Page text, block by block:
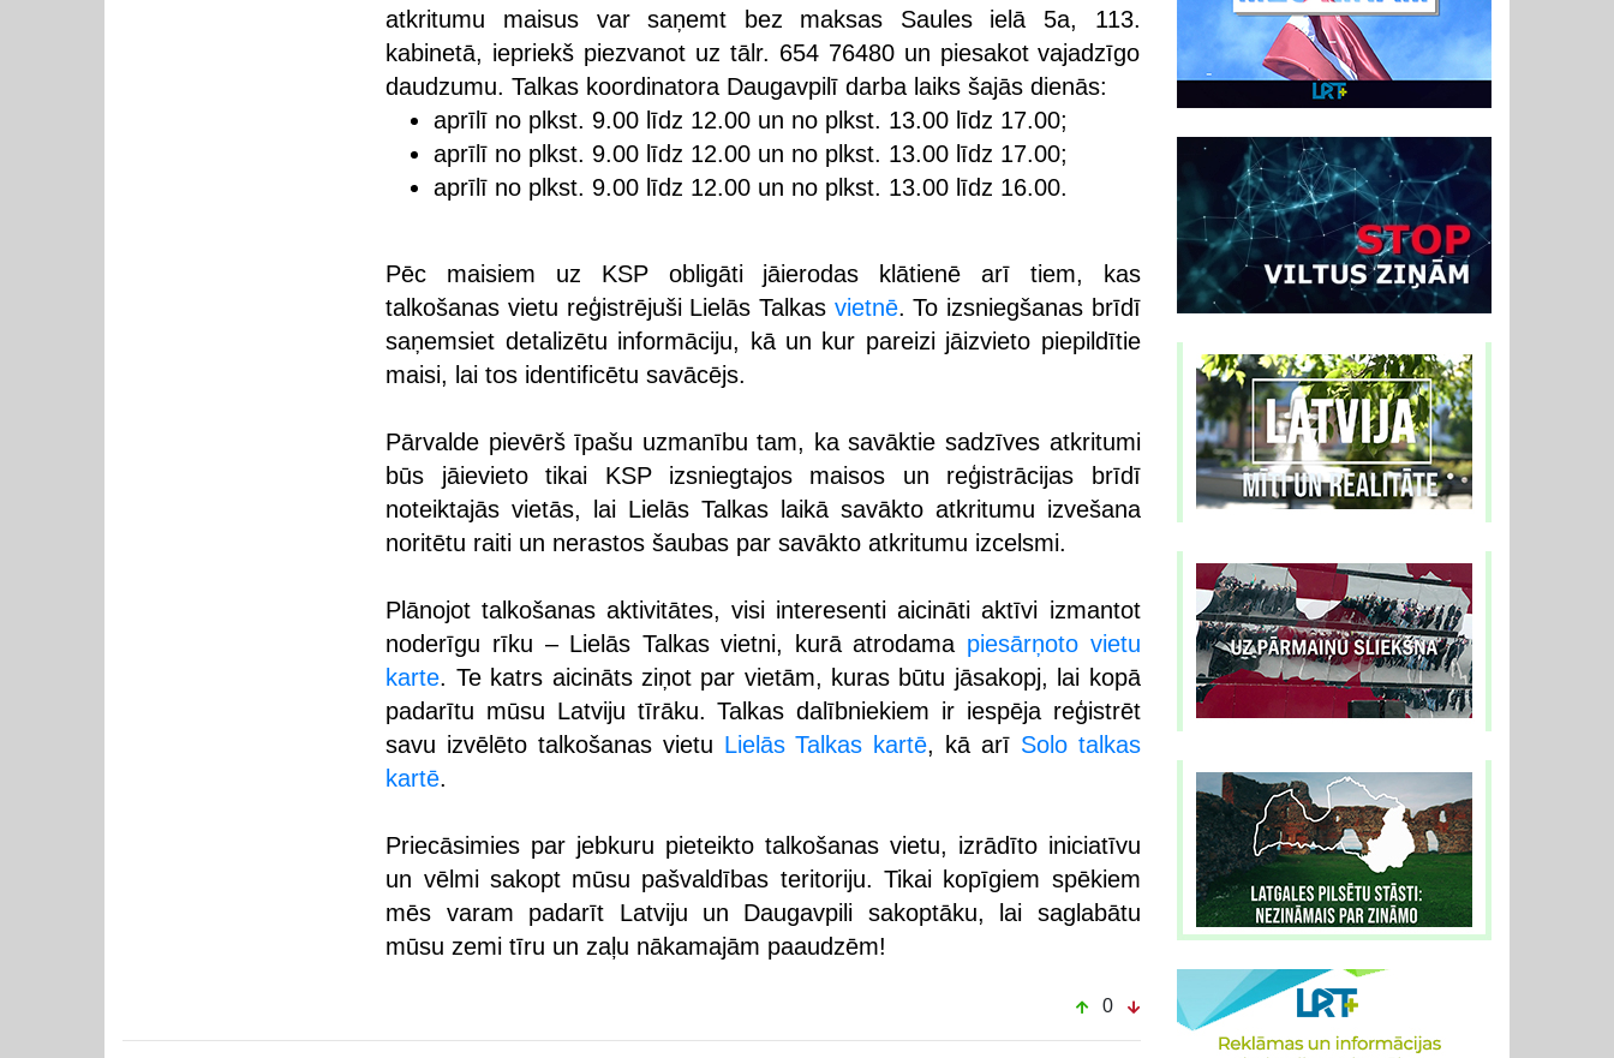
atkritumu maisus var saņemt bez maksas Saules ielā 5a, 113.
kabinetā, iepriekš piezvanot uz tālr. 654 76480 un piesakot vajadzīgo
daudzumu. Talkas koordinatora Daugavpilī darba laiks šajās dienās:
aprīlī no plkst. 9.00 līdz 12.00 un no plkst. 13.00 līdz 17.00;
aprīlī no plkst. 9.00 līdz 12.00 un no plkst. 13.00 līdz 17.00;
aprīlī no plkst. 9.00 līdz 12.00 un no plkst. 13.00 līdz 16.00.
Pēc maisiem uz KSP obligāti jāierodas klātienē arī tiem, kas
talkošanas vietu reģistrējuši Lielās Talkas vietnē. To izsniegšanas brīdī
saņemsiet detalizētu informāciju, kā un kur pareizi jāizvieto piepildītie
maisi, lai tos identificētu savācējs.
Pārvalde pievērš īpašu uzmanību tam, ka savāktie sadzīves atkritumi
būs jāievieto tikai KSP izsniegtajos maisos un reģistrācijas brīdī
noteiktajās vietās, lai Lielās Talkas laikā savākto atkritumu izvešana
noritētu raiti un nerastos šaubas par savākto atkritumu izcelsmi.
Plānojot talkošanas aktivitātes, visi interesenti aicināti aktīvi izmantot
noderīgu rīku – Lielās Talkas vietni, kurā atrodama piesārņoto vietu
karte. Te katrs aicināts ziņot par vietām, kuras būtu jāsakopj, lai kopā
padarītu mūsu Latviju tīrāku. Talkas dalībniekiem ir iespēja reģistrēt
savu izvēlēto talkošanas vietu Lielās Talkas kartē, kā arī Solo talkas
kartē.
Priecāsimies par jebkuru pieteikto talkošanas vietu, izrādīto iniciatīvu
un vēlmi sakopt mūsu pašvaldības teritoriju. Tikai kopīgiem spēkiem
mēs varam padarīt Latviju un Daugavpili sakoptāku, lai saglabātu
mūsu zemi tīru un zaļu nākamajām paaudzēm!
0